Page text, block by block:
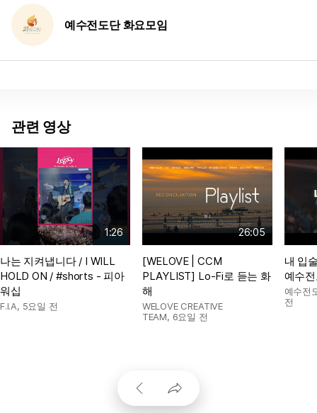
예수전도단 화요모임
관련 영상
1:26
나는 지켜냅니다 / I WILL
HOLD ON / #shorts - 피아
워십
F.I.A, 5요일 전
26:05
[WELOVE | CCM
PLAYLIST] Lo-Fi로 듣는 화
해
WELOVE CREATIVE
TEAM, 6요일 전
내 입
예수
예수전
전